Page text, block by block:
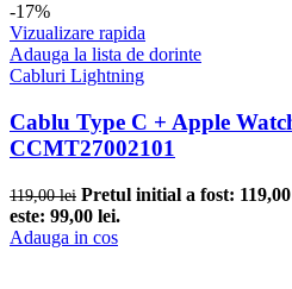
-17%
Vizualizare rapida
Adauga la lista de dorinte
Cabluri Lightning
Cablu Type C + Apple
CCMT27002101
119,00lei Pretul initial a fost:
este: 99,00 lei.
Adauga in cos